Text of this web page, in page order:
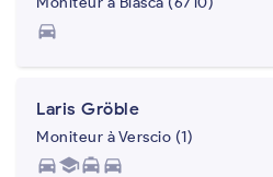
directions_car
Laris Gröble
Moniteur à Verscio (1)
directions_carschoollocal_taxi directions_car